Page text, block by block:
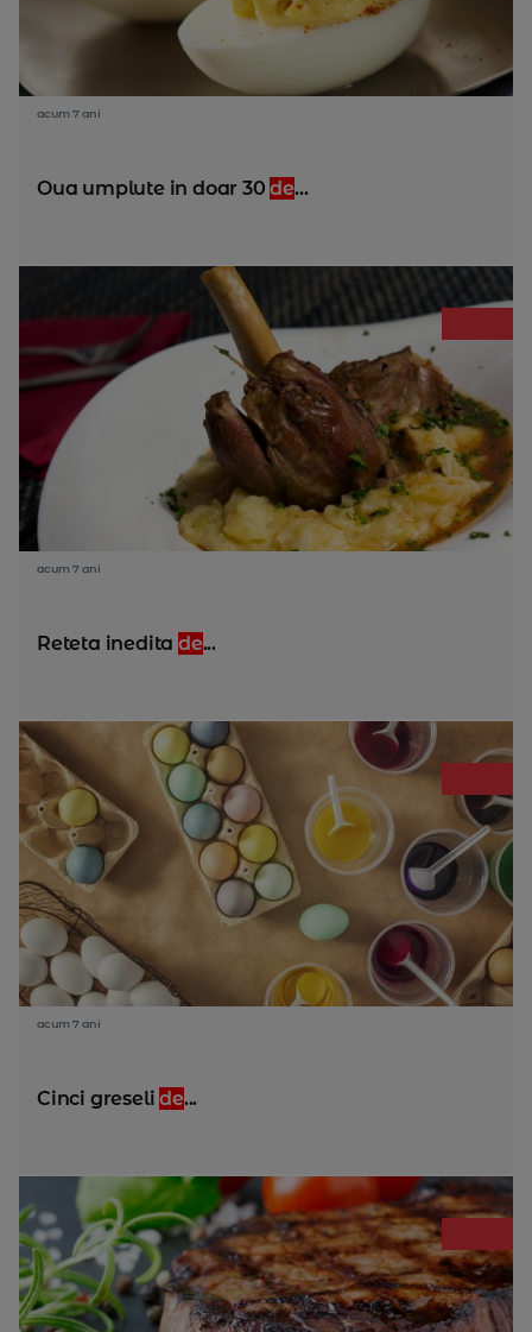
acum 7 ani
Oua umplute in doar 30de...
acum 7 ani
Reteta ineditade...
acum 7 ani
Cinci greselide...